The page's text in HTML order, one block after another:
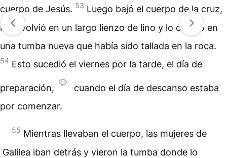
cuerpo de Jesús. 53 Luego bajó el cuerpo de la cruz,
lo envolvió en un largo lienzo de lino y lo colocó en
una tumba nueva que había sido tallada en la roca.
54 Esto sucedió el viernes por la tarde, el día de
preparación,
cuando el día de descanso estaba
por comenzar.
55 Mientras llevaban el cuerpo, las mujeres de
Galilea iban detrás y vieron la tumba donde lo